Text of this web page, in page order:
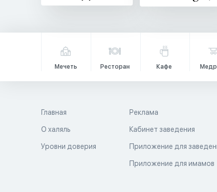
Мечеть Ресторан Кафе
Главная
О халяль
Уровни доверия
Реклама
Кабинет заведения
Приложение для
Приложение для имамов